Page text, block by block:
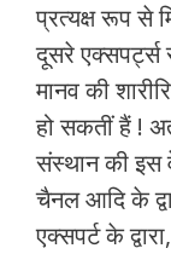
प्रत्यक्ष रूप से
दूसरे एक्सपर्ट्स
मानव की
हो सकतीं हैं !
संस्थान की
चैनल आदि के
एक्सपर्ट के